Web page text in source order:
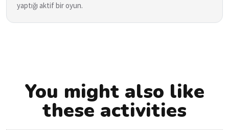
yaptığı aktif bir oyun.
You might also like
these activities